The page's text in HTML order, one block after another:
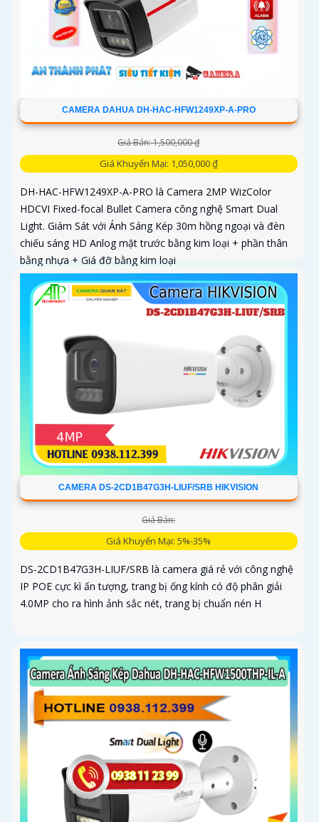
CAMERA DAHUA DH-HAC-HFW1249XP-A-PRO
Giá Bán: 1,500,000 ₫
Giá Khuyến Mại: 1,050,000 ₫
DH-HAC-HFW1249XP-A-PRO là Camera 2MP WizColor
HDCVI Fixed-focal Bullet Camera công nghệ Smart Dual
Light. Giám Sát với Ánh Sáng Kép 30m hồng ngoại và đèn
chiếu sáng HD Anlog mặt trước bằng kim loại + phần thân
bằng nhựa + Giá đỡ bằng kim loại
CAMERA DS-2CD1B47G3H-LIUF/SRB HIKVISION
Giá Bán:
Giá Khuyến Mại: 5%-35%
DS-2CD1B47G3H-LIUF/SRB là camera giá rẻ với công nghệ
IP POE cực kì ấn tượng, trang bị ống kính có độ phân giải
4.0MP cho ra hình ảnh sắc nét, trang bị chuẩn nén H